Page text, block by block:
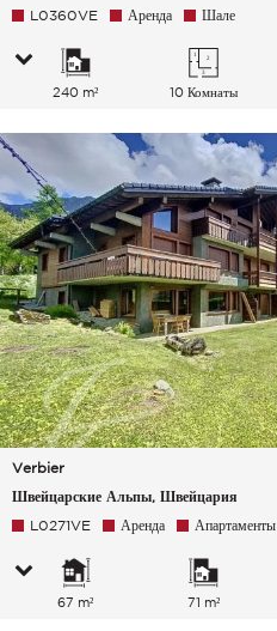
L0360VE Аренда Шале
240 m² 10 Комнаты
Verbier
Швейцарские Альпы, Швейцария
L0271VE Аренда Апартаменты
67 m² 71 m²